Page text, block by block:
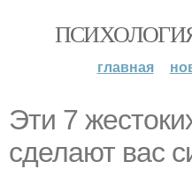
главная
Эти 7
сделают вас